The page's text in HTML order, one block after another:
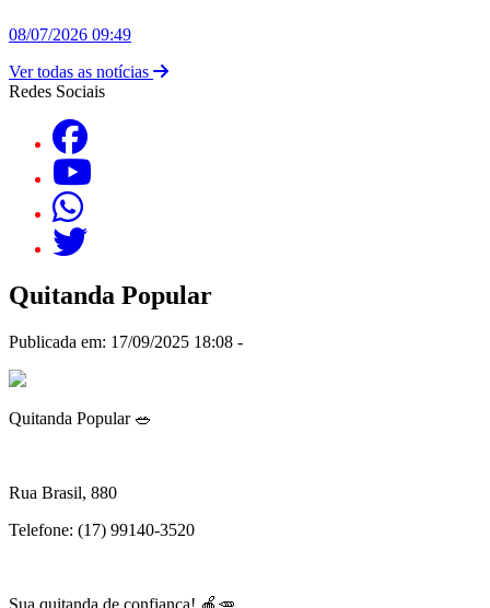
08/07/2026 09:49
Ver todas as notícias
Redes Sociais
Quitanda Popular
Publicada em: 17/09/2025 18:08 -
Quitanda Popular 🥗
Rua Brasil, 880
Telefone: (17) 99140-3520
Sua quitanda de confiança! 🍎🥕